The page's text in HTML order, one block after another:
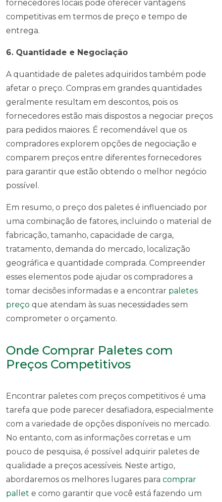
fornecedores locais pode oferecer vantagens
competitivas em termos de preço e tempo de
entrega.
6. Quantidade e Negociação
A quantidade de paletes adquiridos também pode
afetar o preço. Compras em grandes quantidades
geralmente resultam em descontos, pois os
fornecedores estão mais dispostos a negociar preços
para pedidos maiores. É recomendável que os
compradores explorem opções de negociação e
comparem preços entre diferentes fornecedores
para garantir que estão obtendo o melhor negócio
possível.
Em resumo, o preço dos paletes é influenciado por
uma combinação de fatores, incluindo o material de
fabricação, tamanho, capacidade de carga,
tratamento, demanda do mercado, localização
geográfica e quantidade comprada. Compreender
esses elementos pode ajudar os compradores a
tomar decisões informadas e a encontrar paletes
preço que atendam às suas necessidades sem
comprometer o orçamento.
Onde Comprar Paletes com
Preços Competitivos
Encontrar paletes com preços competitivos é uma
tarefa que pode parecer desafiadora, especialmente
com a variedade de opções disponíveis no mercado.
No entanto, com as informações corretas e um
pouco de pesquisa, é possível adquirir paletes de
qualidade a preços acessíveis. Neste artigo,
abordaremos os melhores lugares para comprar
pallet e como garantir que você está fazendo um